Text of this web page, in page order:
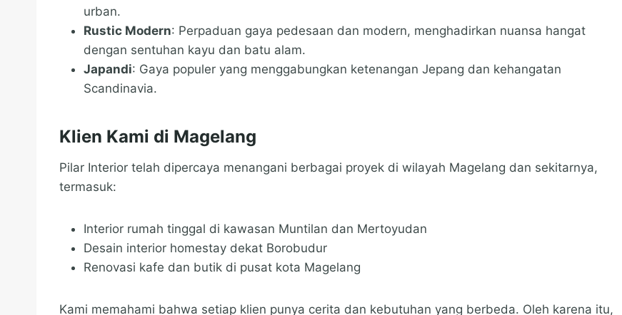
urban.
Rustic Modern: Perpaduan gaya pedesaan dan modern, menghadirkan nuansa hangat
dengan sentuhan kayu dan batu alam.
Japandi: Gaya populer yang menggabungkan ketenangan Jepang dan kehangatan
Scandinavia.
Klien Kami di Magelang
Pilar Interior telah dipercaya menangani berbagai proyek di wilayah Magelang dan sekitarnya,
termasuk:
Interior rumah tinggal di kawasan Muntilan dan Mertoyudan
Desain interior homestay dekat Borobudur
Renovasi kafe dan butik di pusat kota Magelang
Kami memahami bahwa setiap klien punya cerita dan kebutuhan yang berbeda. Oleh karena itu,